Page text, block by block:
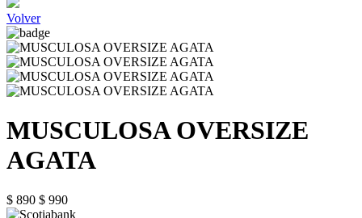
Volver
MUSCULOSA OVERSIZE
AGATA
$ 890 $ 990